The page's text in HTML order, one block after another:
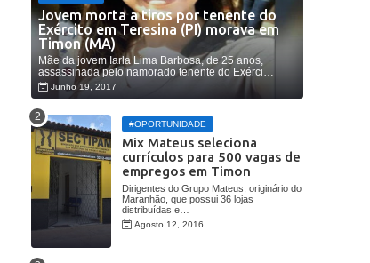
Jovem morta a tiros por tenente do
Exército em Teresina (PI) morava em
Timon (MA)
Mãe da jovem Iarla Lima Barbosa, de 25 anos,
assassinada pelo namorado tenente do Exérci…
Junho 19, 2017
#OPORTUNIDADE
Mix Mateus seleciona
currículos para 500 vagas de
empregos em Timon
Dirigentes do Grupo Mateus, originário do
Maranhão, que possui 36 lojas
distribuídas e…
Agosto 12, 2016